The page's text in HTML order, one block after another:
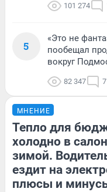
101 274
5
«Это не
пообещал
вокруг
82 347
МНЕНИЕ
Тепло для
холодно в
зимой.
ездит на
плюсы и